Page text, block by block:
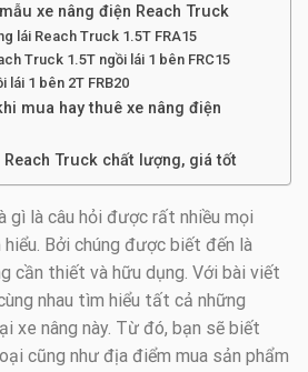
xe nâng điện Reach Truck
lái Reach Truck 1.5T FRA15
Truck 1.5T ngồi lái 1 bên FRC15
lái 1 bên 2T FRB20
mua hay thuê xe nâng điện
Truck chất lượng, giá tốt
gì là câu hỏi được rất nhiều mọi
Bởi chúng được biết đến là
cần thiết và hữu dụng. Với bài viết
nhau tìm hiểu tất cả những
xe nâng này. Từ đó, bạn sẽ biết
cũng như địa điểm mua sản phẩm